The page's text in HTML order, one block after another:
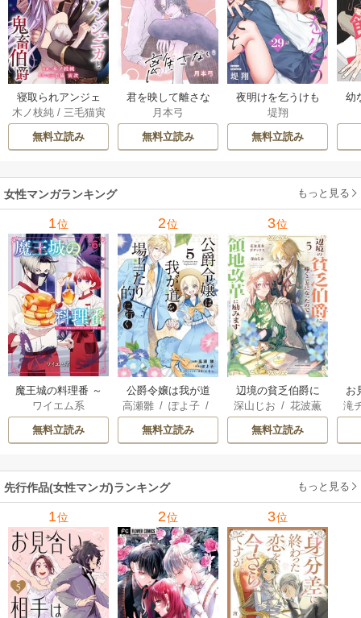
寝取られアンジェ
ニカと鬼畜伯爵
［ばら売り］ 14巻
木ノ枝純/ 三毛猫寅
次
無料立読み
君を映して離さな
い[ばら売り] 25巻
月本弓
無料立読み
夜明けを乞うけも
のたち[ばら売り] 2
8-29巻
堤翔
無料立読み
幼
女性マンガランキング もっと見る
1位
魔王城の料理番 ～
コワモテ魔族ばか
りだけど、ホワイ
トな職場です～
ワイエム系
無料立読み
2位
公爵令嬢は我が道
を場当たり的に行
く
高瀬雛/ ぽよ子/
にもし
無料立読み
3位
辺境の貧乏伯爵に
嫁ぐことになった
ので領地改革に励
みます ～the letter
深山じお /花波薫
歩/ボダックス
無料立読み
お
じ
滝
子
先行作品(女性マンガ)ランキング もっと見る
1位 2位 3位